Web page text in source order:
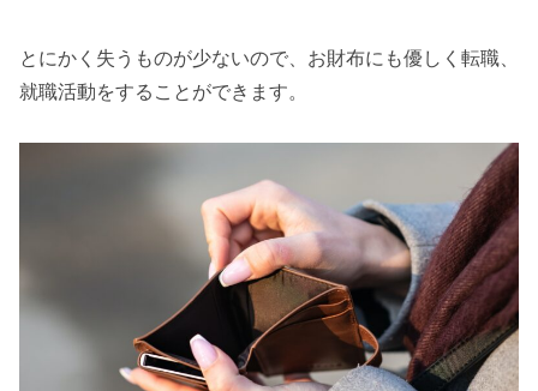
とにかく失うものが少ないので、お財布にも優しく転職、
就職活動をすることができます。